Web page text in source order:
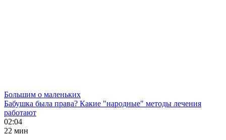
Большим о маленьких
Бабушка была права? Какие "народные" методы лечения
работают
02:04
22 мин